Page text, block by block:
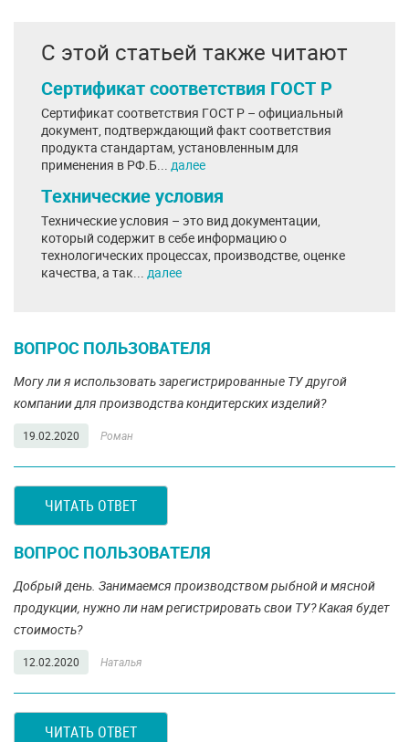
С этой статьей также читают
Сертификат соответствия ГОСТ Р
Сертификат соответствия ГОСТ Р – официальный
документ, подтверждающий факт соответствия
продукта стандартам, установленным для
применения в РФ.Б... далее
Технические условия
Технические условия – это вид документации,
который содержит в себе информацию о
технологических процессах, производстве, оценке
качества, а так... далее
ВОПРОС ПОЛЬЗОВАТЕЛЯ
Могу ли я использовать зарегистрированные ТУ другой
компании для производства кондитерских изделий?
19.02.2020 Роман
ЧИТАТЬ ОТВЕТ
ВОПРОС ПОЛЬЗОВАТЕЛЯ
Добрый день. Занимаемся производством рыбной и мясной
продукции, нужно ли нам регистрировать свои ТУ? Какая будет
стоимость?
12.02.2020 Наталья
ЧИТАТЬ ОТВЕТ